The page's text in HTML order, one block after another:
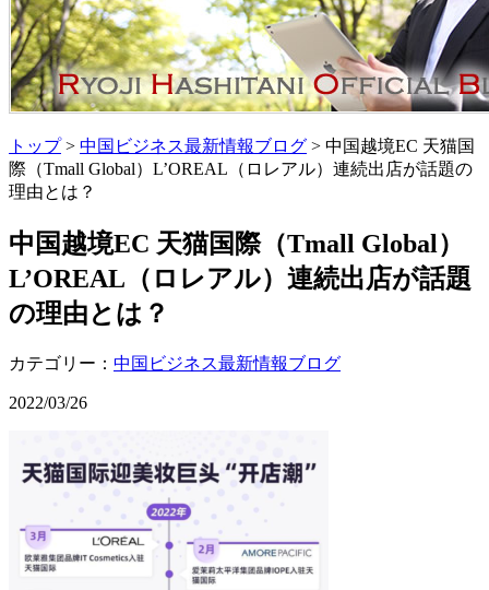
トップ> 中国ビジネス最新情報ブログ > 中国越境EC 天猫国
際（Tmall Global）L’OREAL（ロレアル）連続出店が話題の
理由とは？
中国越境EC 天猫国際（Tmall Global）
L’OREAL（ロレアル）連続出店が話題
の理由とは？
カテゴリー： 中国ビジネス最新情報ブログ
2022/03/26